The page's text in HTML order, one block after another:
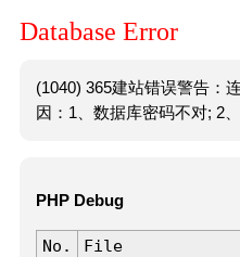
Database Error
(1040) 365建站错误警告：
因：1、数据库密码不对; 2
PHP Debug
No. File